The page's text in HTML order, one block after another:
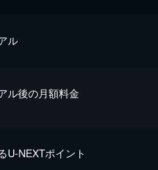
ル
ル後の⽉額料金
U-NEXTポイント